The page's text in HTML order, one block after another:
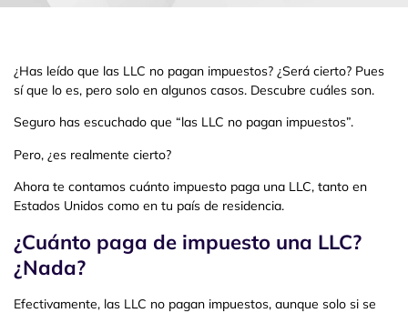
¿Has leído que las LLC no pagan impuestos? ¿Será cierto? Pues
sí que lo es, pero solo en algunos casos. Descubre cuáles son.
Seguro has escuchado que “las LLC no pagan impuestos”.
Pero, ¿es realmente cierto?
Ahora te contamos cuánto impuesto paga una LLC, tanto en
Estados Unidos como en tu país de residencia.
¿Cuánto paga de impuesto una LLC?
¿Nada?
Efectivamente, las LLC no pagan impuestos, aunque solo si se